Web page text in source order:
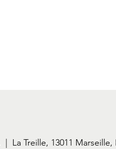
La Treille, 13011 Marseille,